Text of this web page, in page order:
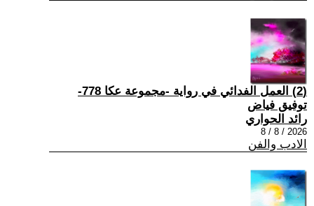
(2) العمل الفدائي في رواية -مجموعة عكا 778-
توفيق فياض
رائد الحواري
2026 / 8 / 8
الادب والفن